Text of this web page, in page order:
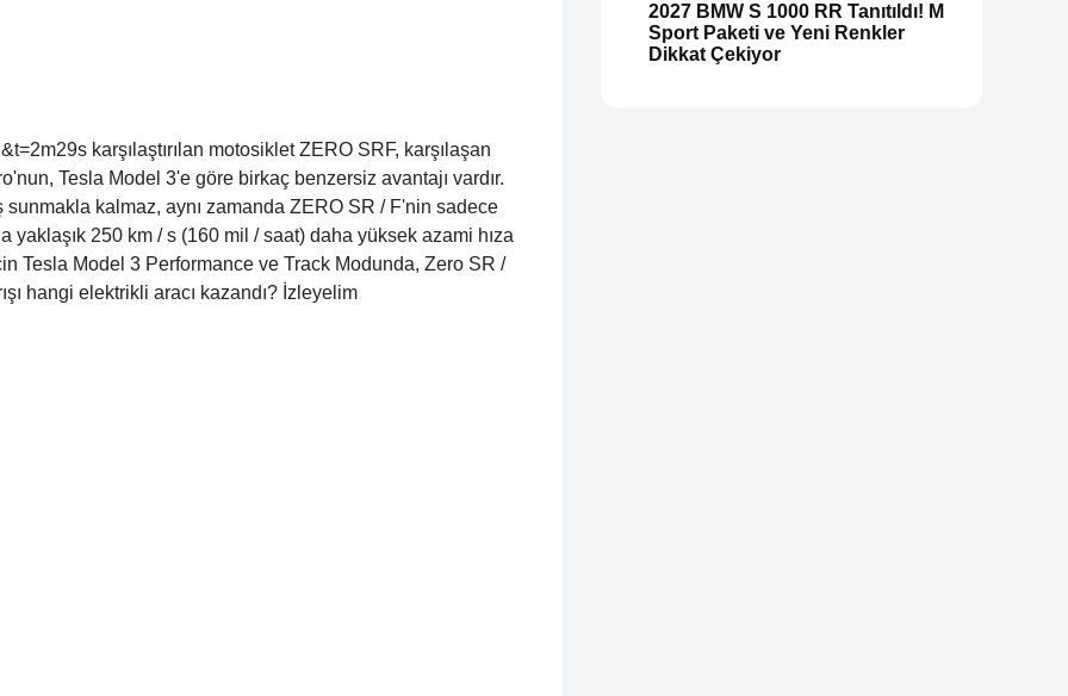
karşılaştırılan motosiklet ZERO SRF, karşılaşan
Tesla Model 3'e göre birkaç benzersiz avantajı vardır.
kalmaz, aynı zamanda ZERO SR / F'nin sadece
yaklaşık 250 km / s (160 mil / saat) daha yüksek azami hıza
Tesla Model 3 Performance ve Track Modunda, Zero SR /
hangi elektrikli aracı kazandı? İzleyelim
2027 BMW S 1000 RR Tanıtıldı! M
Sport Paketi ve Yeni Renkler
Dikkat Çekiyor